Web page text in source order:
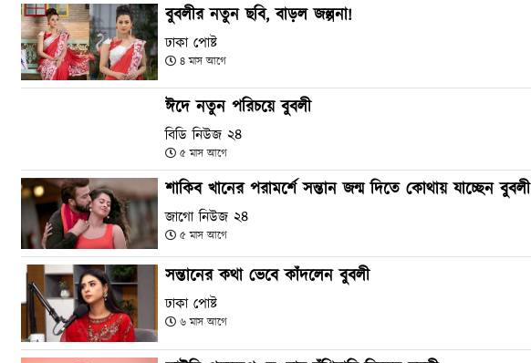
বুবলীর নতুন ছবি, বাড়ল জল্পনা!
ঢাকা পোষ্ট
৪ মাস আগে
ঈদে নতুন পরিচয়ে বুবলী
বিডি নিউজ ২৪
৫ মাস আগে
শাকিব খানের পরামর্শে সন্তান জন্ম দিতে কোথায় যাচ্ছেন বুবলী
জাগো নিউজ ২৪
৫ মাস আগে
সন্তানের কথা ভেবে কাঁদলেন বুবলী
ঢাকা পোষ্ট
৬ মাস আগে